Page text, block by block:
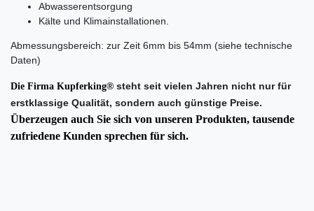
Abwasserentsorgung
Kälte und Klimainstallationen.
Abmessungsbereich: zur Zeit 6mm bis 54mm (siehe technische
Daten)
Die Firma Kupferking® steht seit vielen Jahren nicht nur für
erstklassige Qualität, sondern auch günstige Preise.
Überzeugen auch Sie sich von unseren Produkten, tausende
zufriedene Kunden sprechen für sich.